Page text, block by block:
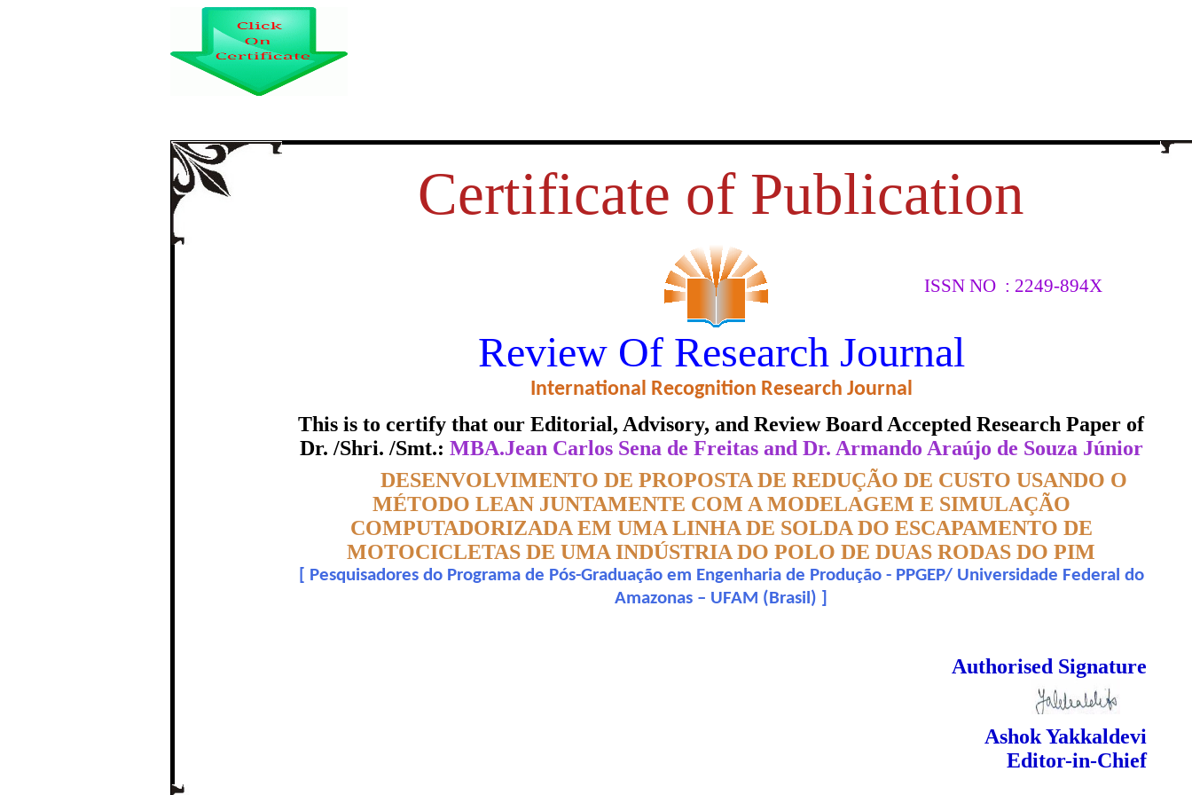
Certificate of Publication
ISSN NO : 2249-894X
Review Of Research Journal
International Recognition Research Journal
This is to certify that our Editorial, Advisory, and Review Board Accepted Research Paper of
Dr. /Shri. /Smt.: MBA.Jean Carlos Sena de Freitas and Dr. Armando Araújo de Souza Júnior
DESENVOLVIMENTO DE PROPOSTA DE REDUÇÃO DE CUSTO USANDO O
MÉTODO LEAN JUNTAMENTE COM A MODELAGEM E SIMULAÇÃO
COMPUTADORIZADA EM UMA LINHA DE SOLDA DO ESCAPAMENTO DE
MOTOCICLETAS DE UMA INDÚSTRIA DO POLO DE DUAS RODAS DO PIM
Pesquisadores do Programa de Pós-Graduação em Engenharia de Produção - PPGEP/ Universidade Federal do
Amazonas – UFAM (Brasil)
Authorised Signature
Ashok Yakkaldevi
Editor-in-Chief
DESENVOLVIMENTO DE PROPOSTA DE REDUÇÃO DE
CUSTO USANDO O MÉTODO LEAN JUNTAMENTE COM A
MODELAGEM E SIMULAÇÃO COMPUTADORIZADA EM
UMA LINHA DE SOLDA DO ESCAPAMENTO DE
MOTOCICLETAS DE UMA INDÚSTRIA DO POLO DE DUAS
RODAS DO PIM
certificate of Excellence in Reviewing